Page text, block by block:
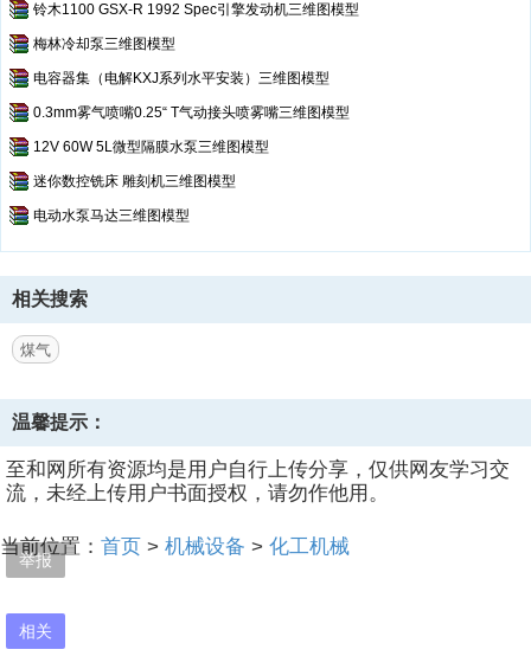
相关
举报
铃木1100 GSX-R 1992 Spec引擎发动机三维图模型
梅林冷却泵三维图模型
电容器集（电解KXJ系列水平安装）三维图模型
0.3mm雾气喷嘴0.25“ T气动接头喷雾嘴三维图模型
12V 60W 5L微型隔膜水泵三维图模型
迷你数控铣床 雕刻机三维图模型
电动水泵马达三维图模型
相关搜索
煤气
温馨提示：
至和网所有资源均是用户自行上传分享，仅供网友学习交
流，未经上传用户书面授权，请勿作他用。
当前位置： 首页 > 机械设备 > 化工机械